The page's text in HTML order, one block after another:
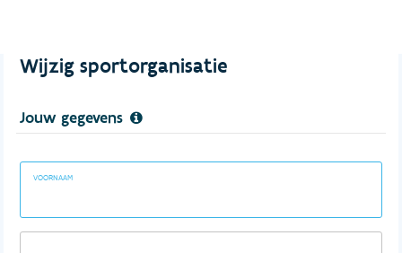
Wijzig sportorganisatie
Jouw gegevens
VOORNAAM